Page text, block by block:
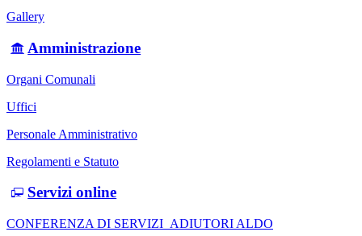
Gallery
Amministrazione
Organi Comunali
Uffici
Personale Amministrativo
Regolamenti e Statuto
Servizi online
CONFERENZA DI SERVIZI_ADIUTORI ALDO